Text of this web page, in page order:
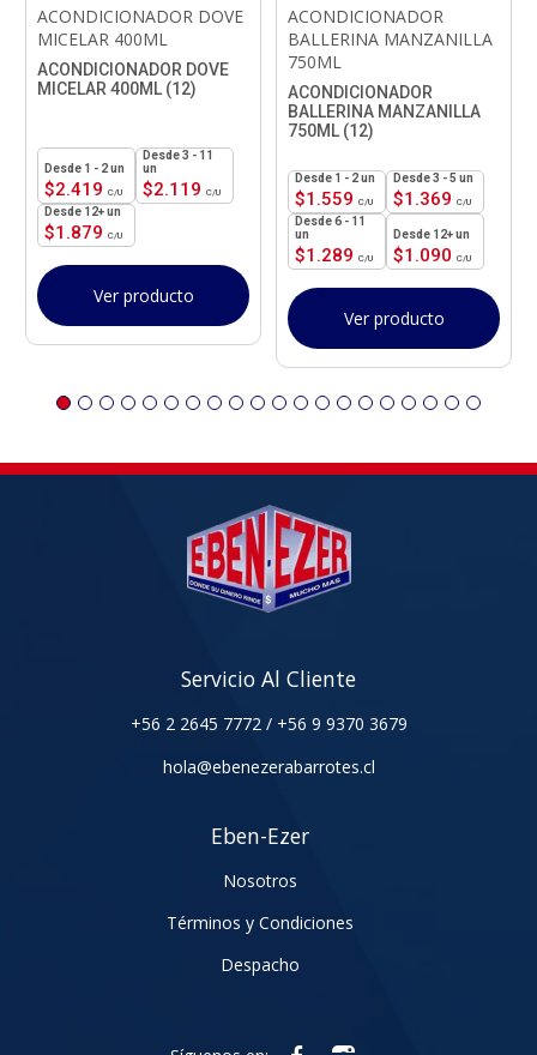
ACONDICIONADOR DOVE
MICELAR 400ML
ACONDICIONADOR DOVE
MICELAR 400ML (12)
$2.419
1 - 2un
$2.119
3 - 11
un
$1.879
12+ un
Ver producto
ACONDICIONADOR
BALLERINA MANZANILLA
750ML
ACONDICIONADOR
BALLERINA MANZANILLA
750ML (12)
$1.559
1 - 2un
$1.369
3 - 5 un
$1.289
6 - 11
un
$1.090
12+ un
Ver producto
Servicio Al Cliente
+56 2 2645 7772 / +56 9 9370 3679
hola@ebenezerabarrotes.cl
Eben-Ezer
Nosotros
Términos y Condiciones
Despacho